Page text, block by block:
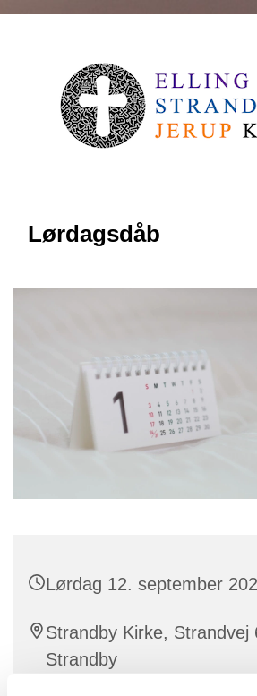
Lørdagsdåb
Lørdag 12. september
Strandby Kirke, Strandvej
Strandby